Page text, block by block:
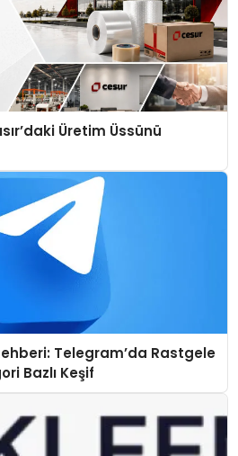
Üretim Üssünü
Telegram’da Rastgele
Bazlı Keşif